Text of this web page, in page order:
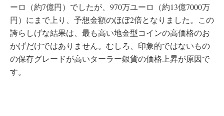
ーロ（約7億円）でしたが、970万ユーロ（約13億7000万
円）にまで上り、予想金額のほぼ2倍となりました。この
誇らしげな結果は、最も高い地金型コインの高価格のお
かげだけではありません。むしろ、印象的ではないもの
の保存グレードが高いターラー銀貨の価格上昇が原因で
す。